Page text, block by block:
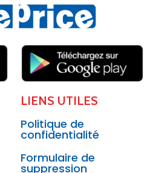
LIENS UTILES
Politique de
confidentialité
Formulaire de
suppression